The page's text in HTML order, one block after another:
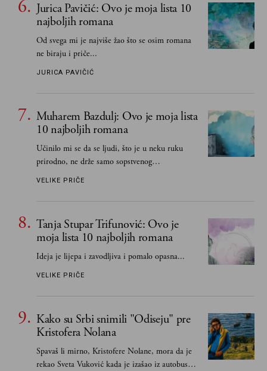
Jurica Pavičić: Ovo je moja lista 10
najboljih romana
Od svega mi je najviše žao što se osim romana
ne biraju i priče...
JURICA PAVIČIĆ
Muharem Bazdulj: Ovo je moja lista
10 najboljih romana
Učinilo mi se da se ljudi, što je u neku ruku
prirodno, ne drže samo sopstvenog
senzibiliteta... Pokušao sam (biće, samo
VELIKE PRIČE
Tanja Stupar Trifunović: Ovo je
moja lista 10 najboljih romana
Ideja je lijepa i zavodljiva i pomalo opasna...
VELIKE PRIČE
Kako su Srbi snimili "Odiseju" pre
Kristofera Nolana
Spavaš li mirno, Kristofere Nolane, mora da je
rekao Sveta Vuković kada je izašao iz autobusa i